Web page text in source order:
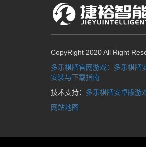
CopyRight 2020 All Right
多乐棋牌官网游戏：多乐棋牌
安装与下载指南
技术支持： 多乐棋牌安卓版游
网站地图